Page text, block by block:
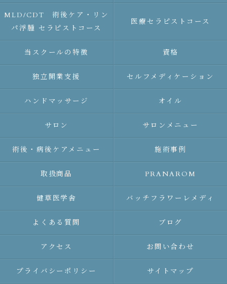
MLD/CDT 術後ケア・リン
パ浮腫 セラピストコース
医療セラピストコース
当スクールの特徴 資格
独立開業支援 セルフメディケーション
ハンドマッサージ オイル
サロン サロンメニュー
術後・病後ケアメニュー 施術事例
取扱商品 PRANAROM
健草医学舎 バッチフラワーレメディ
よくある質問 ブログ
アクセス お問い合わせ
プライバシーポリシー サイトマップ